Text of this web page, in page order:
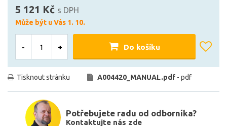
5 121 Kč s DPH
Může být u Vás 1. 10.
- + Do košíku
Tisknout stránku A004420_MANUAL.pdf - pdf
Potřebujete radu od odborníka?
Kontaktujte nás zde